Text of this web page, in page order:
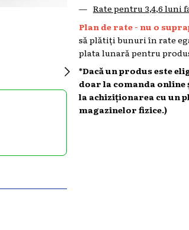
Rate pentru 3,4,6 luni
Plan de rate - nu o
să plătiți bunuri în rate
plata lunară pentru
*Dacă un produs este
doar la comanda
la achiziționarea cu un
magazinelor fizice.)